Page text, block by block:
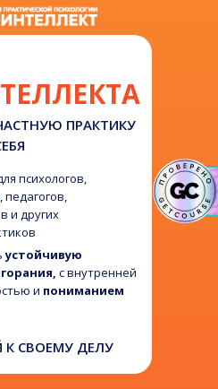
ПРАКТИКУ
психологов,
и других
устойчивую
с внутренней
и пониманием
К СВОЕМУ ДЕЛУ